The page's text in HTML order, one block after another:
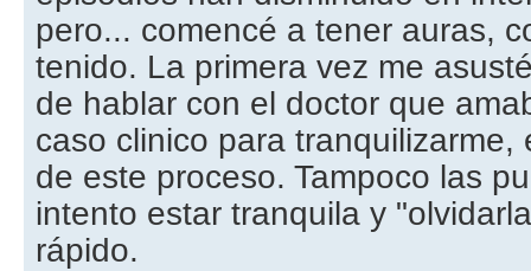
pero... comencé a tener auras,
tenido. La primera vez me
de hablar con el doctor que
caso clinico para
de este proceso. Tampoco las
intento estar tranquila y
rápido.